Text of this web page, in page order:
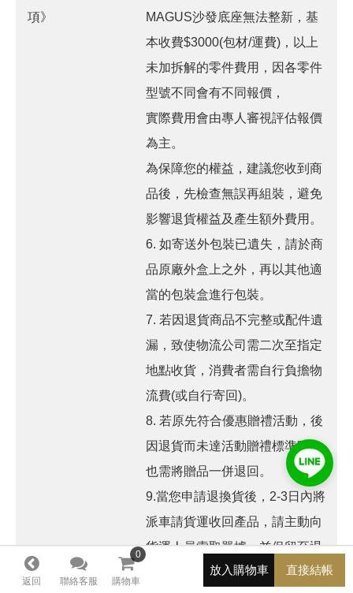
返回 聯絡客服
0
購物車
直接結帳
放入購物車
項》
MAGUS沙發底座無法整新，基
本收費$3000(包材/運費)，以上
未加拆解的零件費用，因各零件
型號不同會有不同報價，
實際費用會由專人審視評估報價
為主。
為保障您的權益，建議您收到商
品後，先檢查無誤再組裝，避免
影響退貨權益及產生額外費用。
6. 如寄送外包裝已遺失，請於商
品原廠外盒上之外，再以其他適
當的包裝盒進行包裝。
7. 若因退貨商品不完整或配件遺
漏，致使物流公司需二次至指定
地點收貨，消費者需自行負擔物
流費(或自行寄回)。
8. 若原先符合優惠贈禮活動，後
因退貨而未達活動贈禮標準時，
也需將贈品一併退回。
9.當您申請退換貨後，2-3日內將
派車請貨運收回產品，請主動向
貨運人員索取單據，並保留至退
換貨完成，以利日後查詢。
0